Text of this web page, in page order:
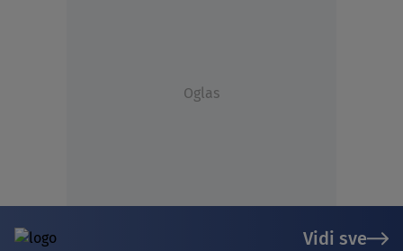
Oglas
Vidi sve